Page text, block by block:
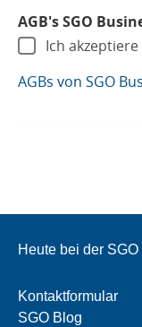
AGB's SGO
Ich akzeptiere
AGBs von SGO
Heute bei der SGO
Kontaktformular
SGO Blog